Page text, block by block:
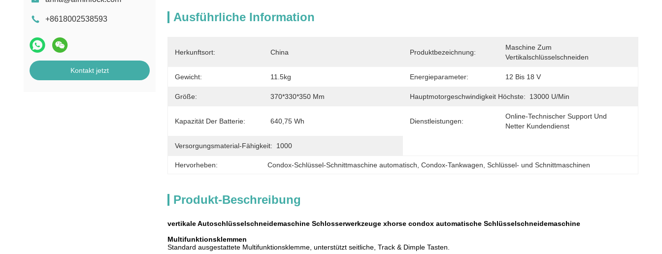
+8618002538593
Kontakt jetzt
Ausführliche Information
Herkunftsort: China Produktbezeichnung:
Maschine Zum
Vertikalschlüsselschneiden
Gewicht: 11.5kg Energieparameter: 12 Bis 18 V
Größe: 370*330*350 Mm Hauptmotorgeschwindigkeit Höchste: 13000 U/min
Kapazität Der Batterie: 640,75 Wh Dienstleistungen:
Online-Technischer Support Und
Netter Kundendienst
Versorgungsmaterial-Fähigkeit: 1000
Hervorheben: Condox-Schlüssel-Schnittmaschine automatisch , Condox-Tankwagen , Schlüssel- und Schnittmaschinen
Produkt-Beschreibung
vertikale Autoschlüsselschneidemaschine Schlosserwerkzeuge xhorse condox automatische Schlüsselschneidemaschine
Multifunktionsklemmen
Standard ausgestattete Multifunktionsklemme, unterstützt seitliche, Track & Dimple Tasten.